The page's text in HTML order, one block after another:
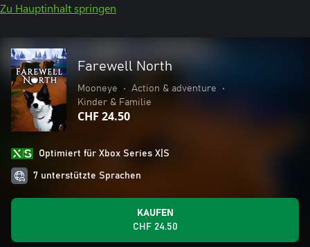
Zu Hauptinhalt springen
Farewell North
Mooneye • Action & adventure
•
Kinder & Familie
CHF 24.50
Optimiert für Xbox Series X|S
7 unterstützte Sprachen
KAUFEN
CHF 24.50